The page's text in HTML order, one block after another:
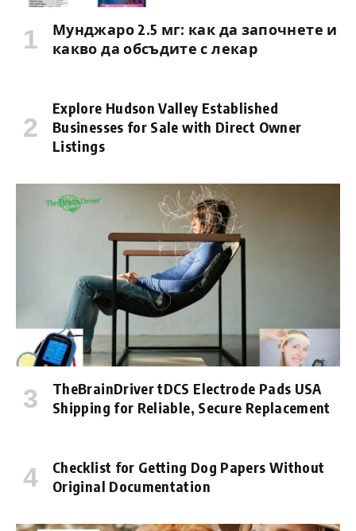
Мунджаро 2.5 мг: как да започнете и
какво да обсъдите с лекар
Explore Hudson Valley Established
Businesses for Sale with Direct Owner
Listings
TheBrainDriver tDCS Electrode Pads USA
Shipping for Reliable, Secure Replacement
Checklist for Getting Dog Papers Without
Original Documentation